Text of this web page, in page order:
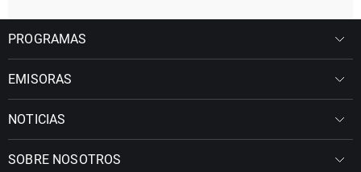
PROGRAMAS
EMISORAS
NOTICIAS
SOBRE NOSOTROS